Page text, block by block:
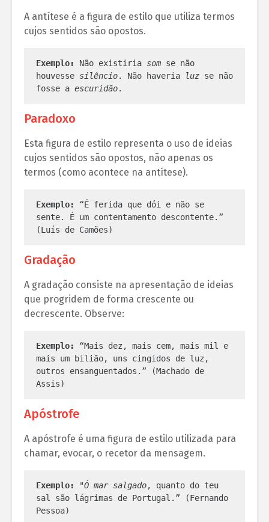
A antítese é a figura de estilo que utiliza termos
cujos sentidos são opostos.
Exemplo: Não existiria som se não
houvesse silêncio. Não haveria luz se não
fosse a escuridão.
Paradoxo
Esta figura de estilo representa o uso de ideias
cujos sentidos são opostos, não apenas os
termos (como acontece na antítese).
Exemplo:
“É ferida que dói e não se
sente. É um contentamento descontente.”
(Luís de Camões)
Gradação
A gradação consiste na apresentação de ideias
que progridem de forma crescente ou
decrescente. Observe:
Exemplo:
“Mais dez, mais cem, mais mil e
mais um bilião, uns cingidos de luz,
outros ensanguentados.” (Machado de
Assis)
Apóstrofe
A apóstrofe é uma figura de estilo utilizada para
chamar, evocar, o recetor da mensagem.
Exemplo: "Ó mar salgado, quanto do teu
sal são lágrimas de Portugal.” (Fernando
Pessoa)